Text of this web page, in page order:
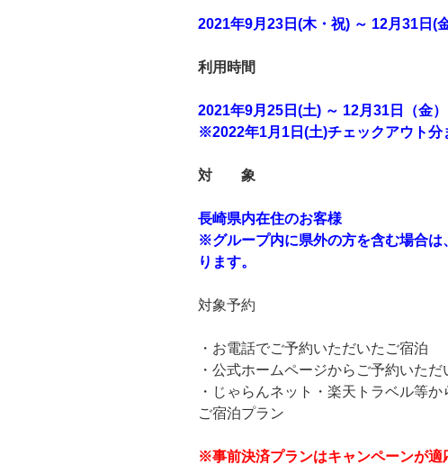
2021年9月23日(木・祝) ～ 12月31日(
利用時間
2021年9月25日(土) ～ 12月31日（金）
※2022年1月1日(土)チェックアウト分
対 象
長崎県内在住のお客様
※グループ内に県外の方を含む場合
ります。
対象予約
・お電話でご予約いただいたご宿泊
・公式ホームページからご予約いた
・じゃらんネット・楽天トラベル等
ご宿泊プラン
※事前決済プランはキャンペーンが